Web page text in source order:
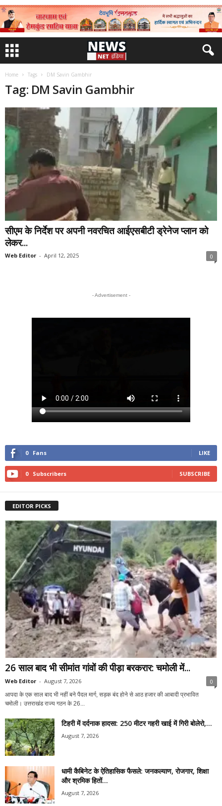
Home Tags DM Savin Gambhir
Tag: DM Savin Gambhir
सीएम के निर्देश पर अपनी नवरचित आईएसबीटी ड्रेनेज प्लान को
लेकर...
Web Editor - April 12, 2025 0
- Advertisement -
0 Fans LIKE
0 Subscribers SUBSCRIBE
EDITOR PICKS
26 साल बाद भी सीमांत गांवों की पीड़ा बरकरार: चमोली में...
Web Editor - August 7, 2026 0
आपदा के एक साल बाद भी नहीं बने पैदल मार्ग, सड़क बंद होने से आठ हजार की आबादी प्रभावित
चमोली। उत्तराखंड राज्य गठन के 26...
टिहरी में दर्दनाक हादसा: 250 मीटर गहरी खाई में गिरी बोलेरो,...
August 7, 2026
धामी कैबिनेट के ऐतिहासिक फैसले: जनकल्याण, रोजगार, शिक्षा
और श्रमिक हितों...
August 7, 2026